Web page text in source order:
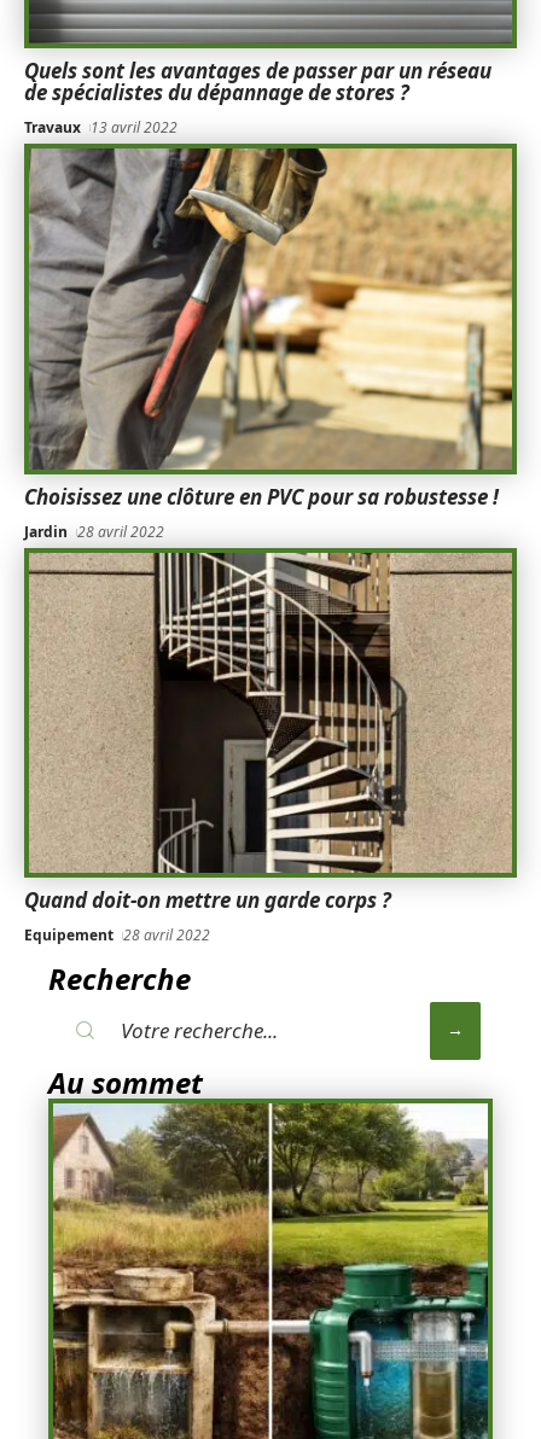
Quels sont les avantages de passer par un réseau
de spécialistes du dépannage de stores ?
Travaux 13 avril 2022
Choisissez une clôture en PVC pour sa robustesse !
Jardin 28 avril 2022
Quand doit-on mettre un garde corps ?
Equipement 28 avril 2022
Recherche
Au sommet